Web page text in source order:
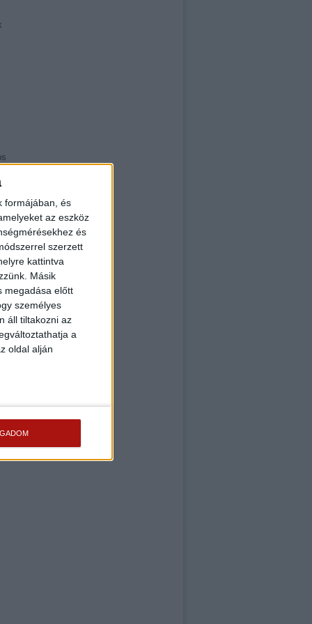
formájában, és
az eszköz
és
szerzett
kattintva
Másik
megadása előtt
személyes
áll tiltakozni az
a
oldal alján